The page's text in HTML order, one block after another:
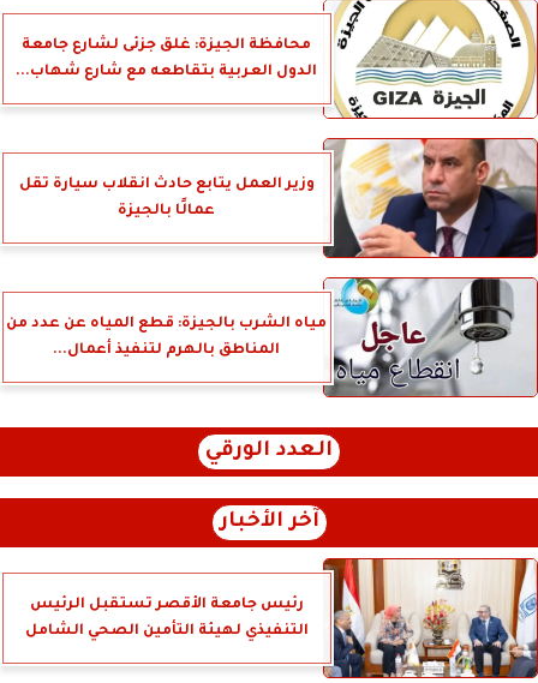
محافظة الجيزة: غلق جزئى لشارع جامعة
الدول العربية بتقاطعه مع شارع شهاب...
وزير العمل يتابع حادث انقلاب سيارة تقل
عمالًا بالجيزة
مياه الشرب بالجيزة: قطع المياه عن عدد من
المناطق بالهرم لتنفيذ أعمال...
العدد الورقي
آخر الأخبار
رئيس جامعة الأقصر تستقبل الرئيس
التنفيذي لهيئة التأمين الصحي الشامل